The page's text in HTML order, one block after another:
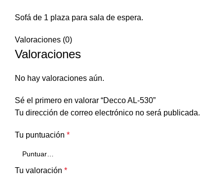
Sofá de 1 plaza para sala de espera.
Valoraciones (0)
Valoraciones
No hay valoraciones aún.
Sé el primero en valorar “Decco AL-530”
Tu dirección de correo electrónico no será publicada.
Tu puntuación *
Tu valoración *